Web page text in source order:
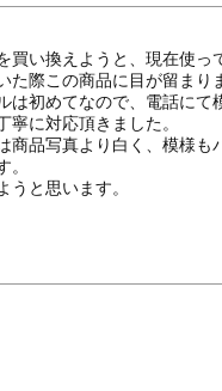
買い換えようと、現在使っ
た際この商品に目が留まり
は初めてなので、電話に
寧に対応頂きました。
商品写真より白く、模様も
。
うと思います。